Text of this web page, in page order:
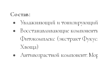
Состав:
Увлажняющий и
Восстанавливающие
Фитокомплекс (экстракт
Хвоща)
Антивозрастной компонент: